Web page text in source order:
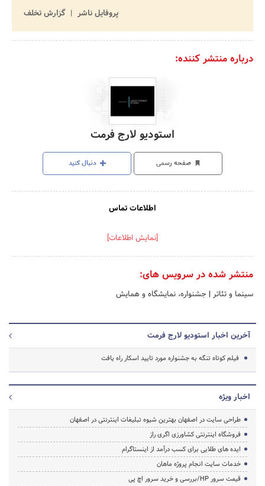
پروفایل ناشر گزارش تخلف
درباره منتشر کننده:
استودیو لارج فرمت
صفحه رسمی دنبال کنید
اطلاعات تماس
[نمایش اطلاعات]
منتشر شده در سرویس های:
سینما و تئاتر | جشنواره، نمایشگاه و همایش
آخرین اخبار استودیو لارج فرمت
فیلم کوتاه تنگه به جشنواره مورد تایید اسکار راه یافت
اخبار ویژه
طراحی سایت در اصفهان بهترین شیوه تبلیغات اینترنتی در اصفهان
فروشگاه اینترنتی کشاورزی اگری راز
ایده های طلایی برای کسب درآمد از اینستاگرام
خدمات سایت انجام پروژه ماهان
قیمت سرور HP/بررسی و خرید سرور اچ پی